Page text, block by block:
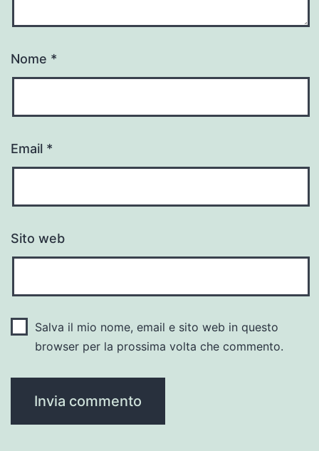
Nome *
Email *
Sito web
Salva il mio nome, email e sito web in questo
browser per la prossima volta che commento.